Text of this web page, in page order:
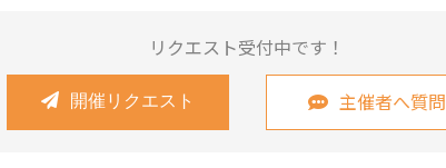
リクエスト受付中です！
開催リクエスト 主催者へ質問